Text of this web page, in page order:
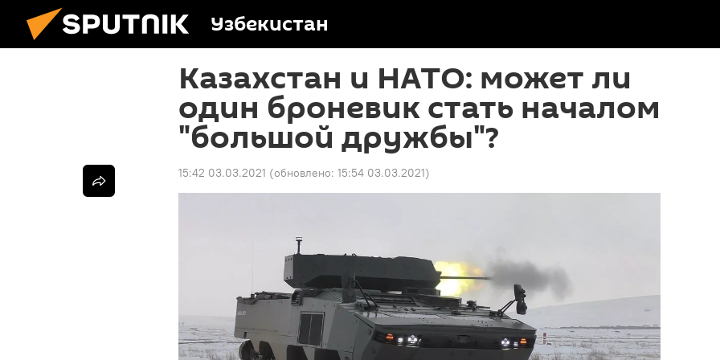
Узбекистан
Казахстан и НАТО: может ли
один броневик стать началом
"большой дружбы"?
15:42 03.03.2021 (обновлено: 15:54 03.03.2021)